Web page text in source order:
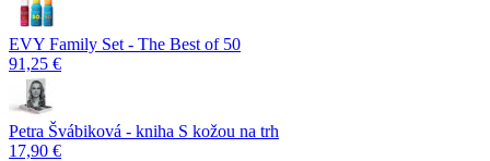
EVY Family Set - The Best of 50
91,25 €
Petra Švábiková - kniha S kožou na trh
17,90 €